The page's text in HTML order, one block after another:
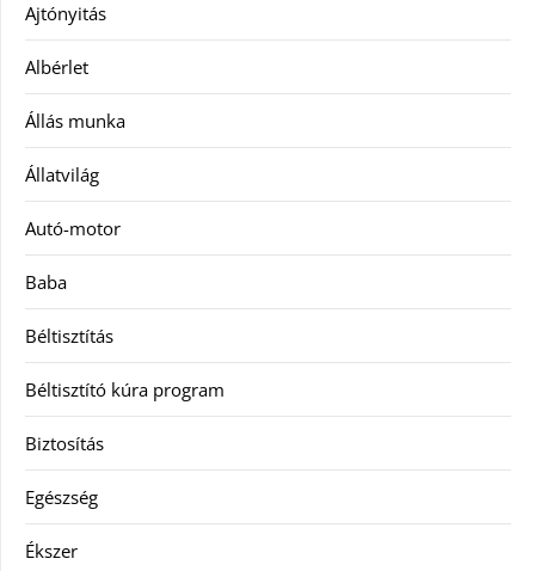
Ajtónyitás
Albérlet
Állás munka
Állatvilág
Autó-motor
Baba
Béltisztítás
Béltisztító kúra program
Biztosítás
Egészség
Ékszer